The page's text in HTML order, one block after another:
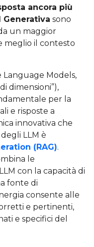
ancora più
Generativa sono
un maggior
meglio il contesto
Language Models,
dimensioni”),
per la
e risposte a
innovativa che
LLM è
(RAG).
le
con la capacità di
fonte di
consente alle
e pertinenti,
e specifici del